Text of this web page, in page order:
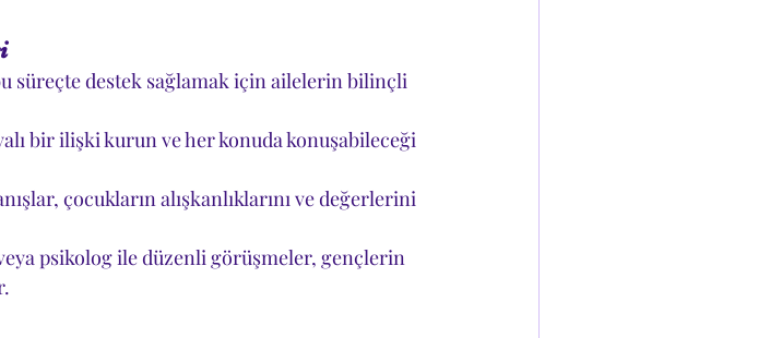
süreçte destek sağlamak için ailelerin bilinçli
bir ilişki kurun ve her konuda konuşabileceği
çocukların alışkanlıklarını ve değerlerini
psikolog ile düzenli görüşmeler, gençlerin